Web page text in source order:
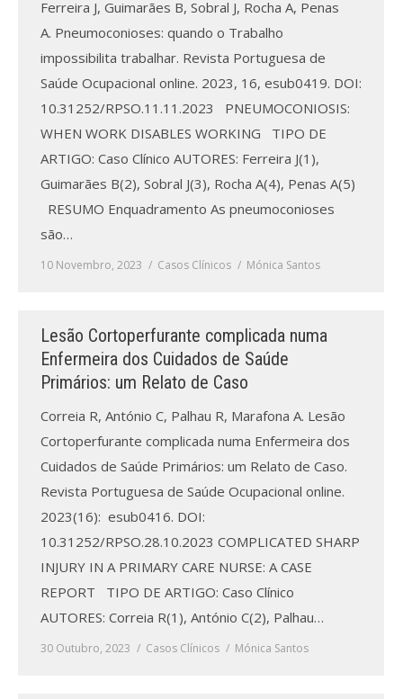
Ferreira J, Guimarães B, Sobral J, Rocha A, Penas
A. Pneumoconioses: quando o Trabalho
impossibilita trabalhar. Revista Portuguesa de
Saúde Ocupacional online. 2023, 16, esub0419. DOI:
10.31252/RPSO.11.11.2023 PNEUMOCONIOSIS:
WHEN WORK DISABLES WORKING TIPO DE
ARTIGO: Caso Clínico AUTORES: Ferreira J(1),
Guimarães B(2), Sobral J(3), Rocha A(4), Penas A(5)
RESUMO Enquadramento As pneumoconioses
são…
10 Novembro, 2023 Casos Clínicos Mónica Santos
Lesão Cortoperfurante complicada numa
Enfermeira dos Cuidados de Saúde
Primários: um Relato de Caso
Correia R, António C, Palhau R, Marafona A. Lesão
Cortoperfurante complicada numa Enfermeira dos
Cuidados de Saúde Primários: um Relato de Caso.
Revista Portuguesa de Saúde Ocupacional online.
2023(16): esub0416. DOI:
10.31252/RPSO.28.10.2023 COMPLICATED SHARP
INJURY IN A PRIMARY CARE NURSE: A CASE
REPORT TIPO DE ARTIGO: Caso Clínico
AUTORES: Correia R(1), António C(2), Palhau…
30 Outubro, 2023 Casos Clínicos Mónica Santos